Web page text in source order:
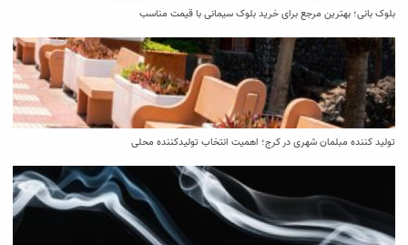
بلوک بانی؛ بهترین مرجع برای خرید بلوک سیمانی با قیمت مناسب
تولید کننده مبلمان شهری در کرج؛ اهمیت انتخاب تولیدکننده محلی